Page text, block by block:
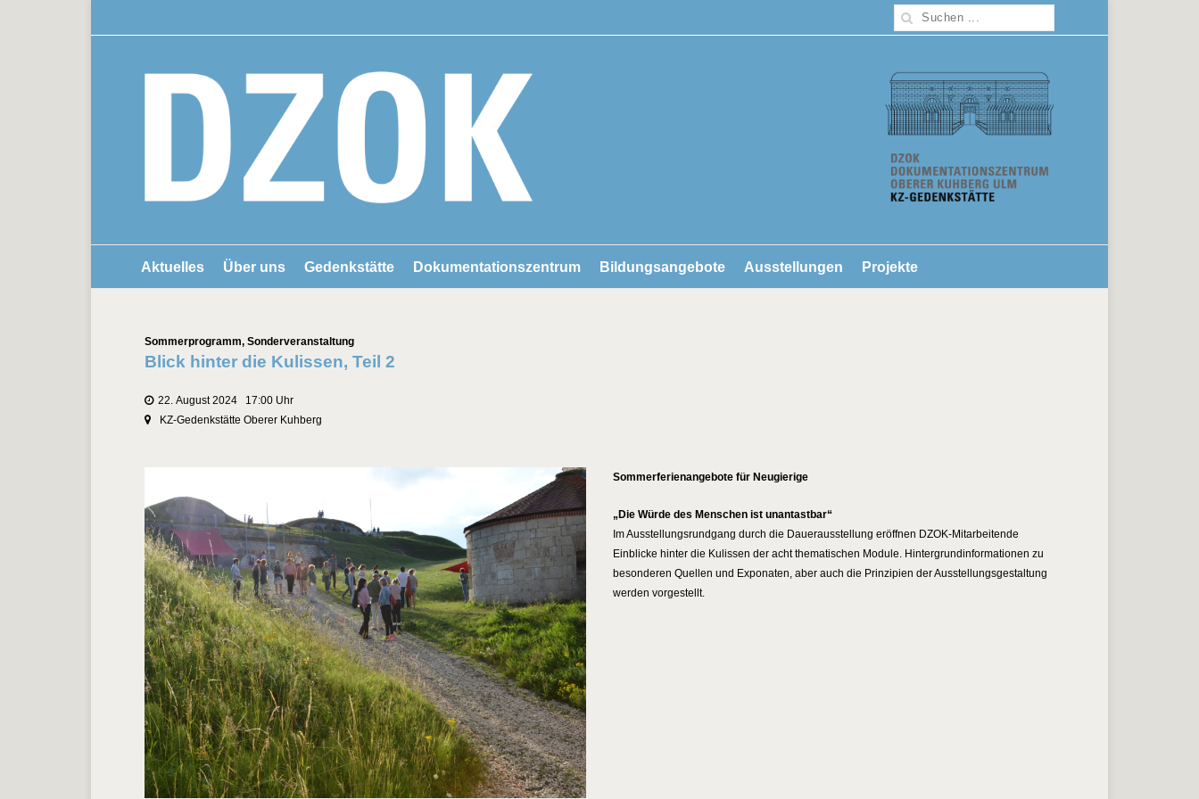
Aktuelles Über uns Gedenkstätte Dokumentationszentrum Bildungsangebote Ausstellungen Projekte
Kategorien
Sommerprogramm, Sonderveranstaltung
Blick hinter die Kulissen, Teil 2
22. August 2024 17:00 Uhr
KZ-Gedenkstätte Oberer Kuhberg
Sommerferienangebote für Neugierige
„Die Würde des Menschen ist unantastbar“
Im Ausstellungsrundgang durch die Dauerausstellung eröffnen DZOK-Mitarbeitende
Einblicke hinter die Kulissen der acht thematischen Module. Hintergrundinformationen zu
besonderen Quellen und Exponaten, aber auch die Prinzipien der Ausstellungsgestaltung
werden vorgestellt.